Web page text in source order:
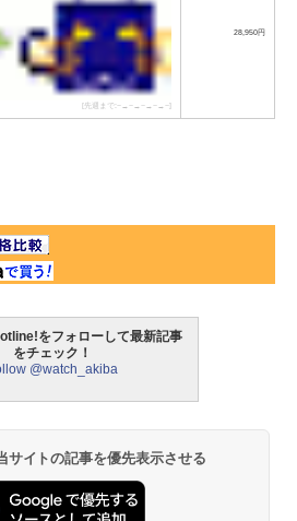
[先週まで:−→−→−→−→−]
28,950円
をフォローして最新記事
をチェック！
@watch_akiba
サイトの記事を優先表示させる